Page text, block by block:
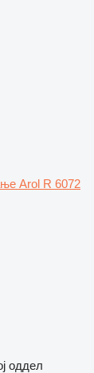
Arol R 6072
оддел